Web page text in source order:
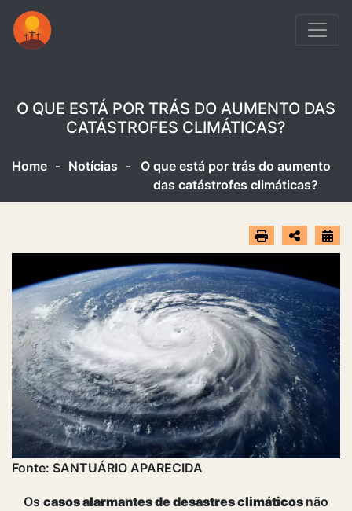
O QUE ESTÁ POR TRÁS DO AUMENTO DAS
CATÁSTROFES CLIMÁTICAS?
Home - Notícias -
O que está por trás do aumento
das catástrofes climáticas?
Fonte: SANTUÁRIO APARECIDA
Os casos alarmantes de desastres climáticos não